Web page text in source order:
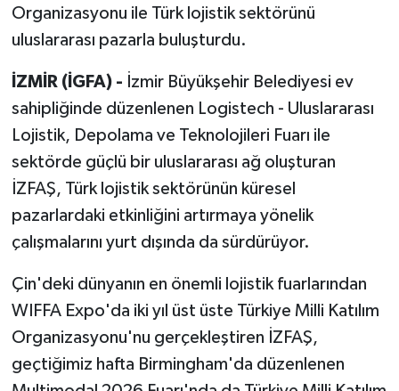
Organizasyonu ile Türk lojistik sektörünü
uluslararası pazarla buluşturdu.
İZMİR (İGFA) - İzmir Büyükşehir Belediyesi ev
sahipliğinde düzenlenen Logistech - Uluslararası
Lojistik, Depolama ve Teknolojileri Fuarı ile
sektörde güçlü bir uluslararası ağ oluşturan
İZFAŞ, Türk lojistik sektörünün küresel
pazarlardaki etkinliğini artırmaya yönelik
çalışmalarını yurt dışında da sürdürüyor.
Çin'deki dünyanın en önemli lojistik fuarlarından
WIFFA Expo'da iki yıl üst üste Türkiye Milli Katılım
Organizasyonu'nu gerçekleştiren İZFAŞ,
geçtiğimiz hafta Birmingham'da düzenlenen